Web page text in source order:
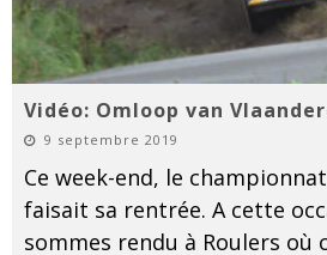
Vidéo: Omloop van
9 septembre 2019
Ce week-end, le
faisait sa rentrée. A cette
sommes rendu à Roulers où